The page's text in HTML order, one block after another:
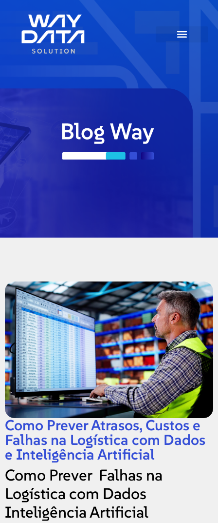
Como Prever Atrasos, Custos e
Falhas na Logística com Dados
e Inteligência Artificial
Como Prever Falhas na
Logística com Dados
Inteligência Artificial